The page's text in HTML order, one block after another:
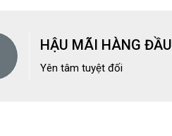
HẬU MÃI HÀNG ĐẦU
Yên tâm tuyệt đối